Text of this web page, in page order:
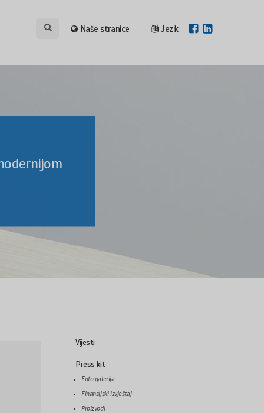
Naše stranice Jezik
Vijesti
Press kit
Foto galerija
Finansijski izvještaj
Proizvodi